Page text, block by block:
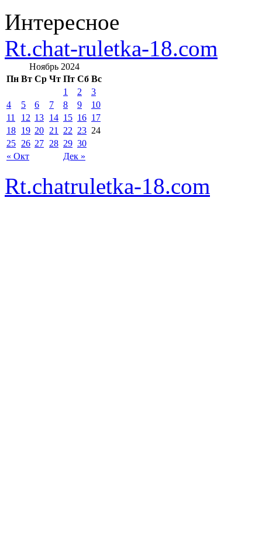
Интересное
Rt.chat-ruletka-18.com
Ноябрь 2024
Пн Вт Ср Чт Пт Сб Вс
« Окт Дек »
1 2
3
4
5 6 7 8 9
10
11
12 13 14 15 16 17
18 19 20 21 22 23 24
25 26 27 28 29 30
Rt.chatruletka-18.com